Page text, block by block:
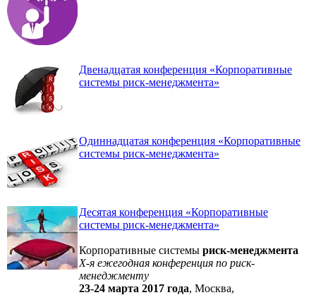
Двенадцатая конференция «Корпоративные
системы риск-менеджмента»
Одиннадцатая конференция «Корпоративные
системы риск-менеджмента»
Десятая конференция «Корпоративные
системы риск-менеджмента»
Корпоративные системы риск-менеджмента
X-я ежегодная конференция по риск-
менеджменту
23-24 марта 2017 года, Москва,